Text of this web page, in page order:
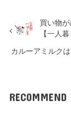
買い物
【一人
カルーアミルク
RECOMMEND